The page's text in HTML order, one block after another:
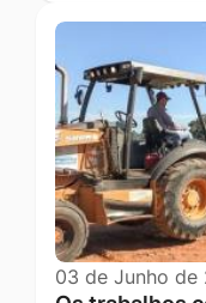
03 de Junho de